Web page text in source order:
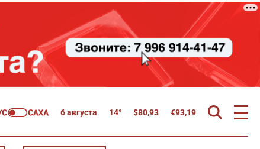
6 августа 14° $80,93 €93,19